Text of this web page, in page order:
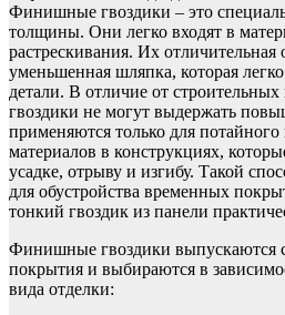
Финишные гвоздики – это
толщины. Они легко входят в
растрескивания. Их отличительная
уменьшенная шляпка, которая
детали. В отличие от
гвоздики не могут выдержать
применяются только для
материалов в конструкциях,
усадке, отрыву и изгибу. Такой
для обустройства временных
тонкий гвоздик из панели
Финишные гвоздики выпускаются
покрытия и выбираются в
вида отделки: